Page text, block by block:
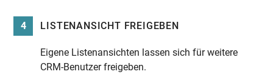
4 LISTENANSICHT FREIGEBEN
Eigene Listenansichten lassen sich für weitere
CRM-Benutzer freigeben.